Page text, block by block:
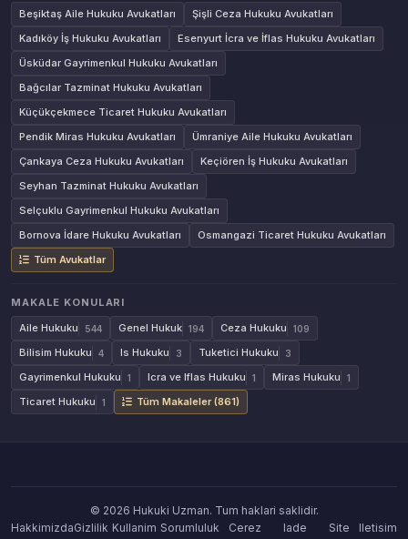
Beşiktaş Aile Hukuku Avukatları
Şişli Ceza Hukuku Avukatları
Kadıköy İş Hukuku Avukatları
Esenyurt İcra ve İflas Hukuku Avukatları
Üsküdar Gayrimenkul Hukuku Avukatları
Bağcılar Tazminat Hukuku Avukatları
Küçükçekmece Ticaret Hukuku Avukatları
Pendik Miras Hukuku Avukatları
Ümraniye Aile Hukuku Avukatları
Çankaya Ceza Hukuku Avukatları
Keçiören İş Hukuku Avukatları
Seyhan Tazminat Hukuku Avukatları
Selçuklu Gayrimenkul Hukuku Avukatları
Bornova İdare Hukuku Avukatları
Osmangazi Ticaret Hukuku Avukatları
Tüm Avukatlar
MAKALE KONULARI
Aile Hukuku
544 Genel Hukuk 194 Ceza Hukuku 109
Bilisim Hukuku 4 Is Hukuku 3 Tuketici Hukuku 3
Gayrimenkul Hukuku 1 Icra ve Iflas Hukuku 1 Miras Hukuku 1
Ticaret Hukuku 1 Tüm Makaleler (861)
© 2026 Hukuki Uzman. Tum haklari saklidir.
HakkimizdaGizlilik Kullanim Sorumluluk
Cerez
Iade
Site
Iletisim